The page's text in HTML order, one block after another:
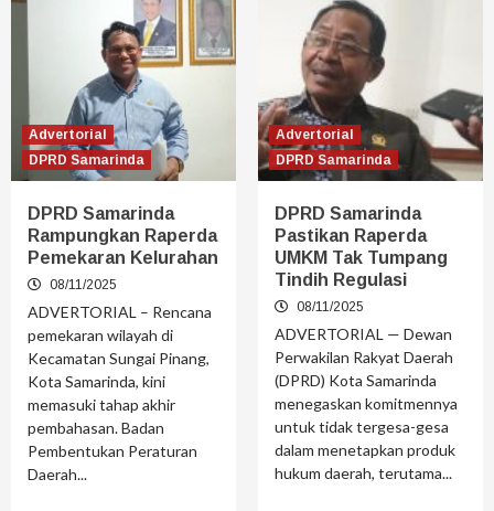
Advertorial
DPRD Samarinda
DPRD Samarinda
Rampungkan Raperda
Pemekaran Kelurahan
08/11/2025
ADVERTORIAL – Rencana
pemekaran wilayah di
Kecamatan Sungai Pinang,
Kota Samarinda, kini
memasuki tahap akhir
pembahasan. Badan
Pembentukan Peraturan
Daerah...
Advertorial
DPRD Samarinda
DPRD Samarinda
Pastikan Raperda
UMKM Tak Tumpang
Tindih Regulasi
08/11/2025
ADVERTORIAL — Dewan
Perwakilan Rakyat Daerah
(DPRD) Kota Samarinda
menegaskan komitmennya
untuk tidak tergesa-gesa
dalam menetapkan produk
hukum daerah, terutama...